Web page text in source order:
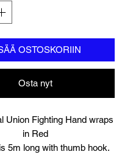
OSTOSKORIIN
Osta nyt
Union Fighting Hand wraps
in Red
5m long with thumb hook.